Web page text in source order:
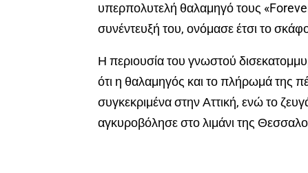
υπερπολυτελή θαλαμηγό τους
συνέντευξή του, ονόμασε έτσι το
Η περιουσία του γνωστού
ότι η θαλαμηγός και το πλήρωμά της
συγκεκριμένα στην Αττική, ενώ το
αγκυροβόλησε στο λιμάνι της